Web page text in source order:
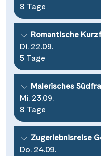
8 Tage
Romantische
Di. 22.09.
5 Tage
Malerisches
Mi. 23.09.
8 Tage
Zugerlebnisreise
Do. 24.09.